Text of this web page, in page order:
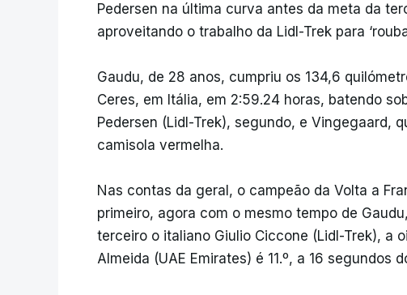
Pedersen na última curva antes da meta da
aproveitando o trabalho da Lidl-Trek para
Gaudu, de 28 anos, cumpriu os 134,6
Ceres, em Itália, em 2:59.24 horas, batendo
Pedersen (Lidl-Trek), segundo, e Vingegaard,
camisola vermelha.
Nas contas da geral, o campeão da Volta a
primeiro, agora com o mesmo tempo de
terceiro o italiano Giulio Ciccone (Lidl-Trek), a
Almeida (UAE Emirates) é 11.º, a 16 segundos